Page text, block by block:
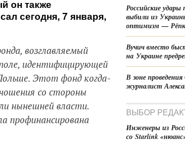
он также
сегодня, 7 января,
возглавляемый
идентифицирующей
Этот фонд когда-
со стороны
нынешней власти.
профинансирована
Российские удары
выбили из
оптимизм —
Вучич вместо
на Украине
В зоне
журналист
ВЫБОР
Инженеры из
со Starlink